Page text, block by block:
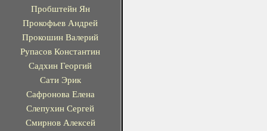
Пробштейн Ян
Прокофьев Андрей
Прокошин Валерий
Рупасов Константин
Садхин Георгий
Сати Эрик
Сафронова Елена
Слепухин Сергей
Смирнов Алексей